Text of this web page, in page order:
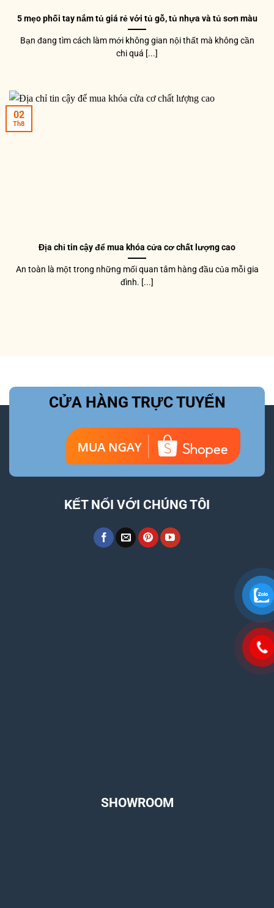
5 mẹo phối tay nắm tủ giá rẻ với tủ gỗ, tủ nhựa và tủ sơn màu
Bạn đang tìm cách làm mới không gian nội thất mà không cần
chi quá [...]
Địa chỉ tin cậy để mua khóa cửa cơ chất lượng cao
An toàn là một trong những mối quan tâm hàng đầu của mỗi gia
đình. [...]
02
Th8
CỬA HÀNG TRỰC TUYẾN
KẾT NỐI VỚI CHÚNG TÔI
SHOWROOM